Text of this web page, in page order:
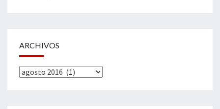
ARCHIVOS
Archivos